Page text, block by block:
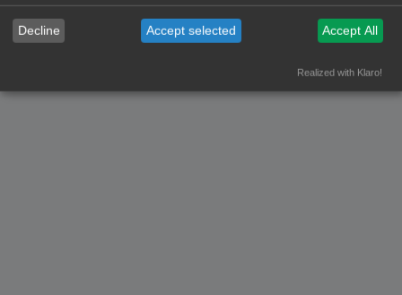
Privacy|Gebruikersvoorwaarden
Decline Accept selected Accept All
Realized with Klaro!